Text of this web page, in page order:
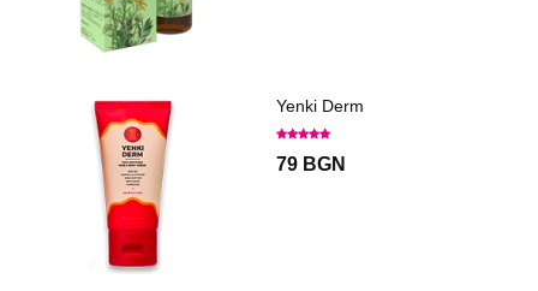
Yenki Derm
79 BGN